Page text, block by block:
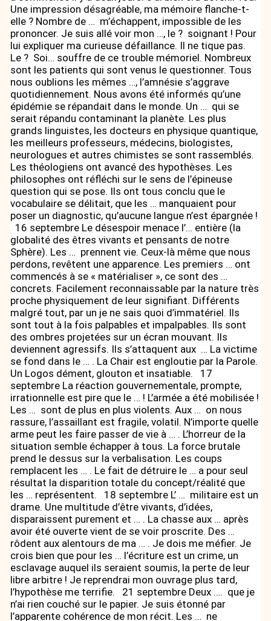
Une impression désagréable, ma mémoire flanche-t-
elle ? Nombre de … m’échappent, impossible de les
prononcer. Je suis allé voir mon …, le ? soignant ! Pour
lui expliquer ma curieuse défaillance. Il ne tique pas.
Le ? Soi… souffre de ce trouble mémoriel. Nombreux
sont les patients qui sont venus le questionner. Tous
nous oublions les mêmes …, l’amnésie s’aggrave
quotidiennement. Nous avons été informés qu’une
épidémie se répandait dans le monde. Un … qui se
serait répandu contaminant la planète. Les plus
grands linguistes, les docteurs en physique quantique,
les meilleurs professeurs, médecins, biologistes,
neurologues et autres chimistes se sont rassemblés.
Les théologiens ont avancé des hypothèses. Les
philosophes ont réfléchi sur le sens de l’épineuse
question qui se pose. Ils ont tous conclu que le
vocabulaire se délitait, que les … manquaient pour
poser un diagnostic, qu’aucune langue n’est épargnée !
16 septembre Le désespoir menace l’… entière (la
globalité des êtres vivants et pensants de notre
Sphère). Les … prennent vie. Ceux-là même que nous
perdons, revêtent une apparence. Les premiers … ont
commencés à se « matérialiser », ce sont des …
concrets. Facilement reconnaissable par la nature très
proche physiquement de leur signifiant. Différents
malgré tout, par un je ne sais quoi d’immatériel. Ils
sont tout à la fois palpables et impalpables. Ils sont
des ombres projetées sur un écran mouvant. Ils
deviennent agressifs. Ils s’attaquent aux … La victime
se fond dans le … . La Chair est engloutie par la Parole.
Un Logos dément, glouton et insatiable. 17
septembre La réaction gouvernementale, prompte,
irrationnelle est pire que le … ! L’armée a été mobilisée !
Les … sont de plus en plus violents. Aux … on nous
rassure, l’assaillant est fragile, volatil. N’importe quelle
arme peut les faire passer de vie à … . L’horreur de la
situation semble échapper à tous. La force brutale
prend le dessus sur la verbalisation. Les coups
remplacent les … . Le fait de détruire le … a pour seul
résultat la disparition totale du concept/réalité que
les … représentent. 18 septembre L’ … militaire est un
drame. Une multitude d’être vivants, d’idées,
disparaissent purement et … . La chasse aux … après
avoir été ouverte vient de se voir proscrite. Des …
rôdent aux alentours de ma … . Je dois me méfier. Je
crois bien que pour les … l’écriture est un crime, un
esclavage auquel ils seraient soumis, la perte de leur
libre arbitre ! Je reprendrai mon ouvrage plus tard,
l’hypothèse me terrifie. 21 septembre Deux …. que je
n’ai rien couché sur le papier. Je suis étonné par
l’apparente cohérence de mon récit. Les … ne